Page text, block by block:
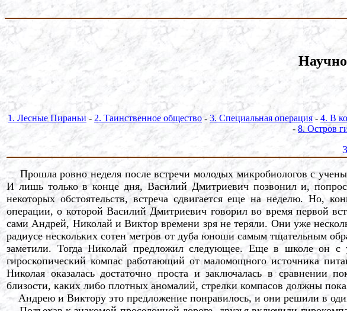
1. Лесные Пираньи - 2. Таинственное общество- 3. Специальная операция - 4. В
- 8. Остров
Прошла ровно неделя после встречи молодых микробиологов с
И лишь только в конце дня, Василий Дмитриевич позвонил и,
некоторых обстоятельств, встреча сдвигается еще на неделю. Но,
операции, о которой Василий Дмитриевич говорил во время первой
сами Андрей, Николай и Виктор времени зря не теряли. Они уже
радиусе нескольких сотен метров от дуба юноши самым тщательным
заметили. Тогда Николай предложил следующее. Еще в школе он с
гироскопический компас работающий от маломощного источника
Николая оказалась достаточно проста и заключалась в сравнении
близости, каких либо плотных аномалий, стрелки компасов должны
Андрею и Виктору это предложение понравилось, и они решили в